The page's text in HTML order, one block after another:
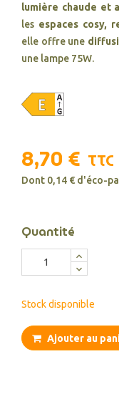
lumière chaude et
les espaces cosy,
elle offre une
une lampe 75W.
8,70 € TTC
Dont 0,14 € d'éco-
Quantité
Stock disponible
Ajouter au